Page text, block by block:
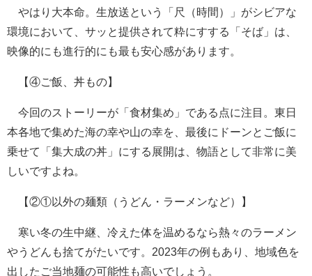
やはり大本命。生放送という「尺（時間）」がシビアな
環境において、サッと提供されて粋にすする「そば」は、
映像的にも進行的にも最も安心感があります。
【④ご飯、丼もの】
今回のストーリーが「食材集め」である点に注目。東日
本各地で集めた海の幸や山の幸を、最後にドーンとご飯に
乗せて「集大成の丼」にする展開は、物語として非常に美
しいですよね。
【②①以外の麺類（うどん・ラーメンなど）】
寒い冬の生中継、冷えた体を温めるなら熱々のラーメン
やうどんも捨てがたいです。2023年の例もあり、地域色を
出したご当地麺の可能性も高いでしょう。